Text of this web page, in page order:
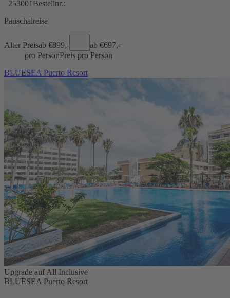
253001 Bestellnr.:
Pauschalreise
Alter Preisab €899,- ab €697,-
pro PersonPreis pro Person
BLUESEA Puerto Resort
Upgrade auf All Inclusive
BLUESEA Puerto Resort